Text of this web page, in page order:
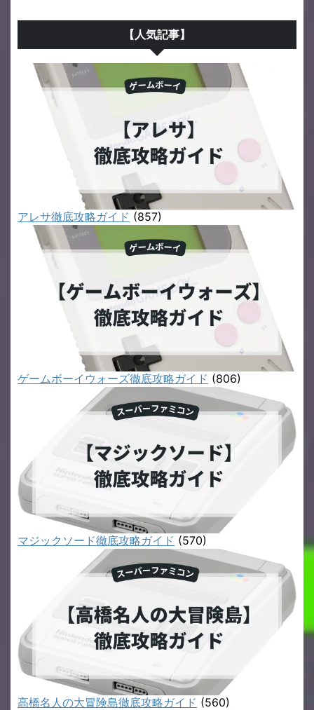
【人気記事】
アレサ徹底攻略ガイド (857)
ゲームボーイウォーズ徹底攻略ガイド (806)
マジックソード徹底攻略ガイド (570)
高橋名人の大冒険島徹底攻略ガイド (560)